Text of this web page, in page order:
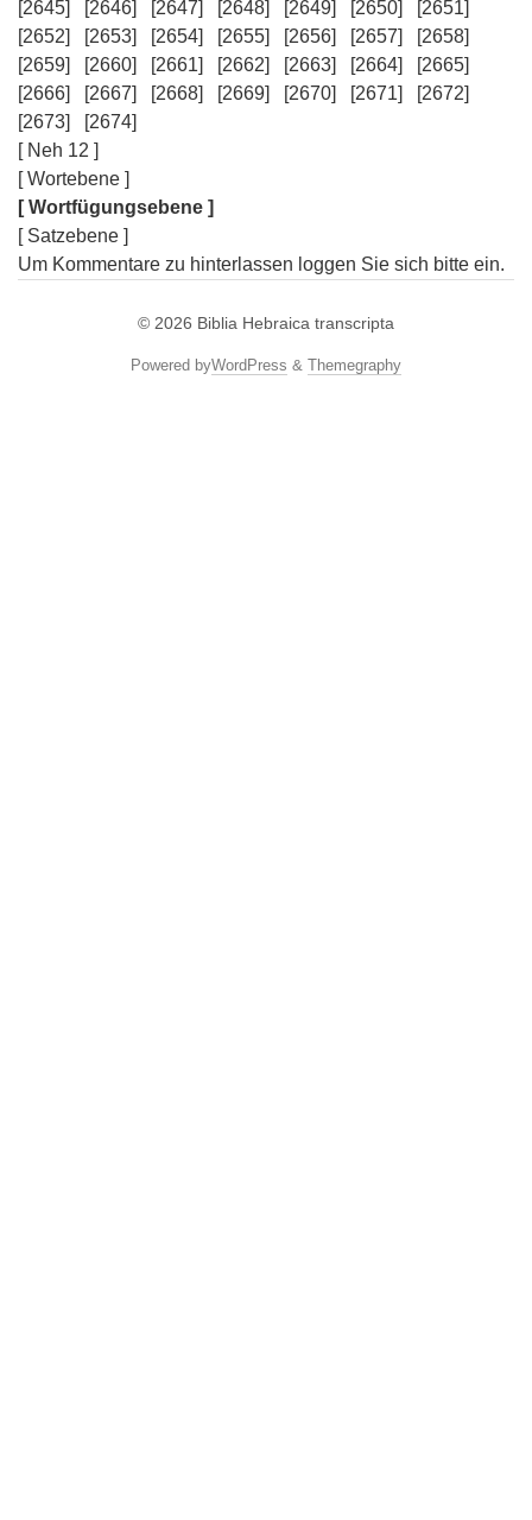
[2645]
[2646] [2647] [2648] [2649] [2650]
[2651]
[2652]
[2653] [2654] [2655] [2656] [2657]
[2658]
[2659]
[2660] [2661] [2662] [2663] [2664]
[2665]
[2666]
[2667] [2668] [2669] [2670] [2671]
[2672]
[2673]
[2674]
[ Neh 12 ]
[ Wortebene ]
[ Wortfügungsebene ]
[ Satzebene ]
Um Kommentare zu hinterlassen loggen Sie sich bitte ein.
© 2026 Biblia Hebraica transcripta
Powered byWordPress & Themegraphy